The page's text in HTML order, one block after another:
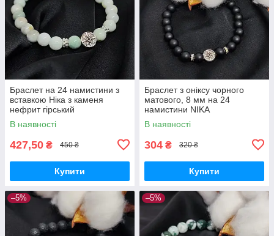
Браслет на 24 намистини з
вставкою Ніка з каменя
нефрит гірський
В наявності
427,50 ₴ 450 ₴
Купити
Браслет з оніксу чорного
матового, 8 мм на 24
намистини NIKA
В наявності
304 ₴ 320 ₴
Купити
–5% –5%